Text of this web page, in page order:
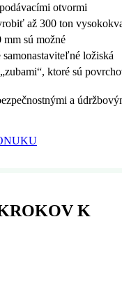
otvormi
až 300 ton
sú možné
ložiská
ktoré sú
a
K